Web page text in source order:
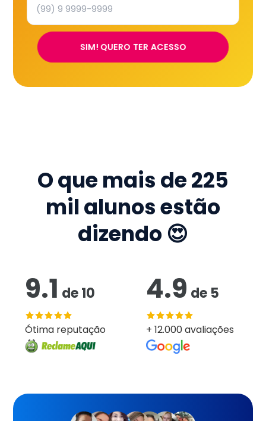
SIM! QUERO TER ACESSO
O que mais de225
mil alunos estão
dizendo 😍
9.1 de10
Ótima reputação
4.9 de 5
+ 12.000 avaliações